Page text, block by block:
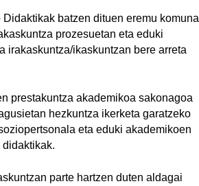
batzen dituen eremu komuna
prozesuetan eta eduki
irakaskuntza/ikaskuntzan bere arreta
prestakuntza akademikoa sakonagoa
hezkuntza ikerketa garatzeko
eta eduki akademikoen
parte hartzen duten aldagai